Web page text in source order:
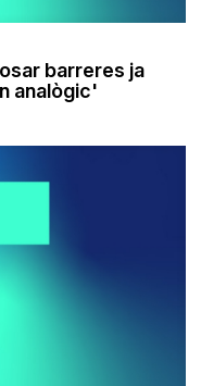
barreres ja
analògic'